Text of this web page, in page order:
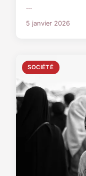
...
5 janvier 2026
SOCIÉTÉ